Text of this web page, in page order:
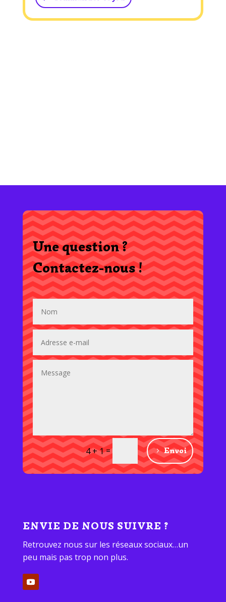
Une question ?
Contactez-nous !
4 + 1= Envoi
ENVIE DE NOUS SUIVRE ?
Retrouvez nous sur les réseaux sociaux…un
peu mais pas trop non plus.